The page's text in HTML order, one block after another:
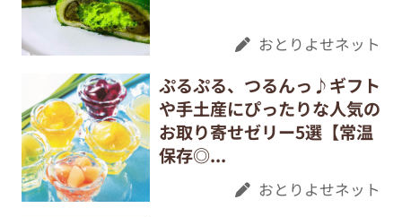
おとりよせネット
ぷるぷる、つるんっ♪ギフト
や手土産にぴったりな人気の
お取り寄せゼリー5選【常温
保存◎...
おとりよせネット